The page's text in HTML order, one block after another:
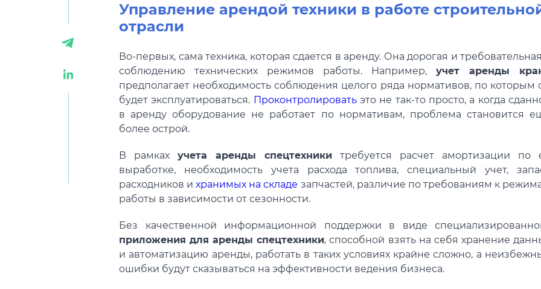
Управление арендой техники в работе
отрасли
Во-первых, сама техника, которая сдается в аренду. Она дорогая и
соблюдению технических режимов работы. Например, учет аренды
предполагает необходимость соблюдения целого ряда нормативов, по которым
будет эксплуатироваться. Проконтролироватьэто не так-то просто, а когда
в аренду оборудование не работает по нормативам, проблема становится
более острой.
В рамках учета аренды спецтехникитребуется расчет амортизации по
выработке, необходимость учета расхода топлива, специальный учет,
расходников ихранимых на складе запчастей, различие по требованиям к
работы в зависимости от сезонности.
Без качественной информационной поддержки в виде
приложения для аренды спецтехники, способной взять на себя хранение
и автоматизацию аренды, работать в таких условиях крайне сложно, а
ошибки будут сказываться на эффективности ведения бизнеса.